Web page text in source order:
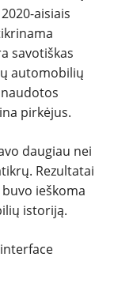
aisiais
savotiškas
automobilių
pirkėjus.
daugiau nei
Rezultatai
ieškoma
istoriją.